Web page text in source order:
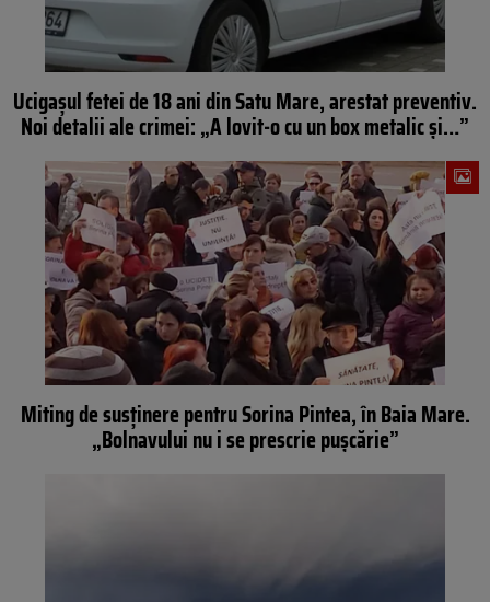
Ucigașul fetei de 18 ani din Satu Mare, arestat preventiv.
Noi detalii ale crimei: „A lovit-o cu un box metalic și…”
Miting de susținere pentru Sorina Pintea, în Baia Mare.
„Bolnavului nu i se prescrie pușcărie”